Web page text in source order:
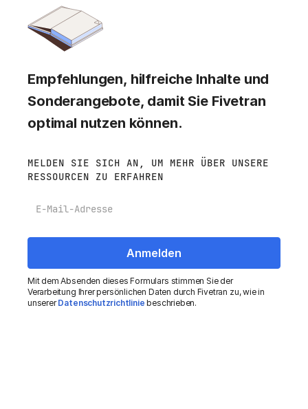
Empfehlungen, hilfreiche Inhalte und
Sonderangebote, damit Sie Fivetran
optimal nutzen können.
MELDEN SIE SICH AN, UM MEHR ÜBER UNSERE
RESSOURCEN ZU ERFAHREN
Mit dem Absenden dieses Formulars stimmen Sie der
Verarbeitung Ihrer persönlichen Daten durch Fivetran zu, wie in
unsererDatenschutzrichtlinie beschrieben.